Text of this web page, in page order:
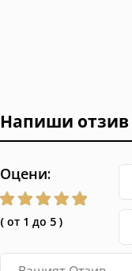
Напиши отзив
Оцени:
( от 1 до 5 )